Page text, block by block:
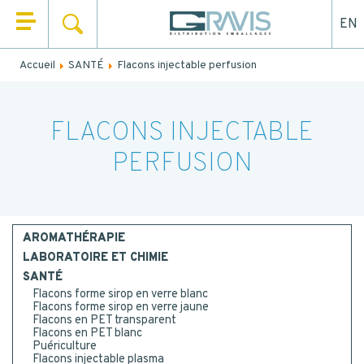
QUI SOMMES NOUS ?
NOS UNIVERS
NOS SERVICES
RECHERCHER
EN
Accueil SANTÉ Flacons injectable perfusion
FLACONS INJECTABLE
PERFUSION
AROMATHÉRAPIE
LABORATOIRE ET CHIMIE
SANTÉ
Flacons forme sirop en verre blanc
Flacons forme sirop en verre jaune
Flacons en PET transparent
Flacons en PET blanc
Puériculture
Flacons injectable plasma
Remplissez le formulaire ci-dessous pour être rappelé ou
EMAIL
TEL.*